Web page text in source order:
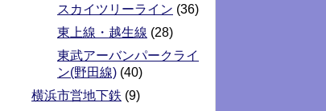
スカイツリーライン (36)
東上線・越生線 (28)
東武アーバンパークライ
ン(野田線) (40)
横浜市営地下鉄 (9)